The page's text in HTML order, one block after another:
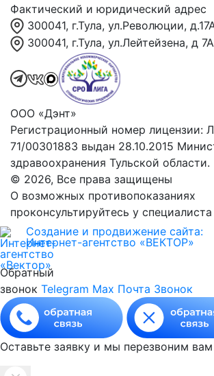
Фактический и юридический адрес
300041, г.Тула, ул.Революции,
300041, г.Тула, ул.Лейтейзена, д 7А
ООО «Дэнт»
Регистрационный номер лицензии:
71/00301883 выдан 28.10.2015
здравоохранения Тульской области.
© 2026, Все права защищены
О возможных противопоказаниях
проконсультируйтесь у специалиста
Создание и продвижение сайта:
Интернет-агентство «ВЕКТОР»
Обратный
звонок Telegram Max Почта Звонок
Оставьте заявку и мы перезвоним вам